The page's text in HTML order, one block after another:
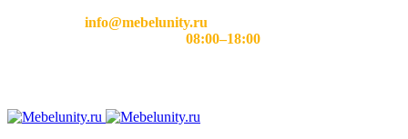
info@mebelunity.ru
08:00–18:00